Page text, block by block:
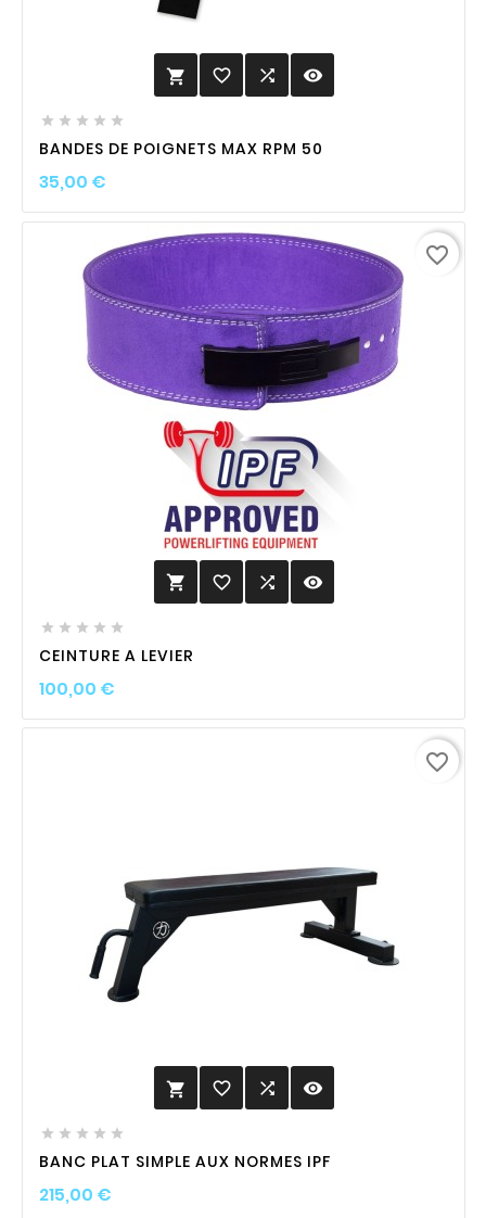
 favorite_border  visibility
    
BANDES DE POIGNETS MAX RPM 50
35,00 €Prix
 favorite_border  visibility
    
CEINTURE A LEVIER
100,00 €Prix
favorite_border
 favorite_border  visibility
    
BANC PLAT SIMPLE AUX NORMES IPF
215,00 €Prix
favorite_border